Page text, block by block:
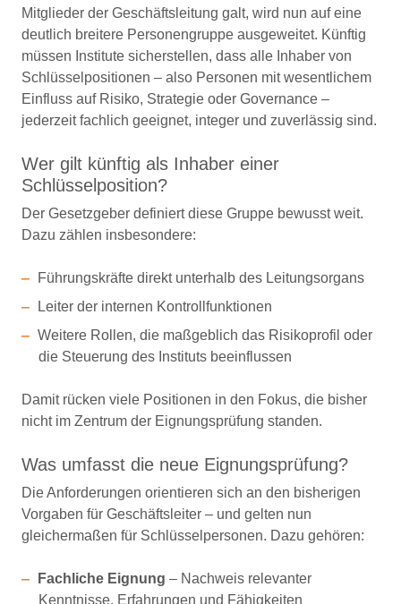
Mitglieder der Geschäftsleitung galt, wird nun auf eine
deutlich breitere Personengruppe ausgeweitet. Künftig
müssen Institute sicherstellen, dass alle Inhaber von
Schlüsselpositionen – also Personen mit wesentlichem
Einfluss auf Risiko, Strategie oder Governance –
jederzeit fachlich geeignet, integer und zuverlässig sind.
Wer gilt künftig als Inhaber einer
Schlüsselposition?
Der Gesetzgeber definiert diese Gruppe bewusst weit.
Dazu zählen insbesondere:
Führungskräfte direkt unterhalb des Leitungsorgans
Leiter der internen Kontrollfunktionen
Weitere Rollen, die maßgeblich das Risikoprofil oder
die Steuerung des Instituts beeinflussen
Damit rücken viele Positionen in den Fokus, die bisher
nicht im Zentrum der Eignungsprüfung standen.
Was umfasst die neue Eignungsprüfung?
Die Anforderungen orientieren sich an den bisherigen
Vorgaben für Geschäftsleiter – und gelten nun
gleichermaßen für Schlüsselpersonen. Dazu gehören:
Fachliche Eignung – Nachweis relevanter
Kenntnisse, Erfahrungen und Fähigkeiten